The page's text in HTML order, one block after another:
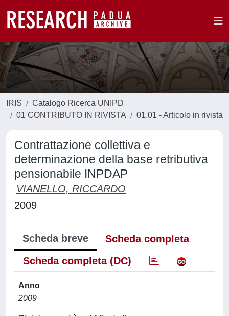
IRIS
Catalogo Ricerca UNIPD
01 CONTRIBUTO IN RIVISTA
01.01 - Articolo in rivista
Contrattazione collettiva e
determinazione della base retributiva
pensionabile INPDAP
VIANELLO, RICCARDO
2009
Scheda breve
Scheda completa
Scheda completa (DC)
Anno
2009